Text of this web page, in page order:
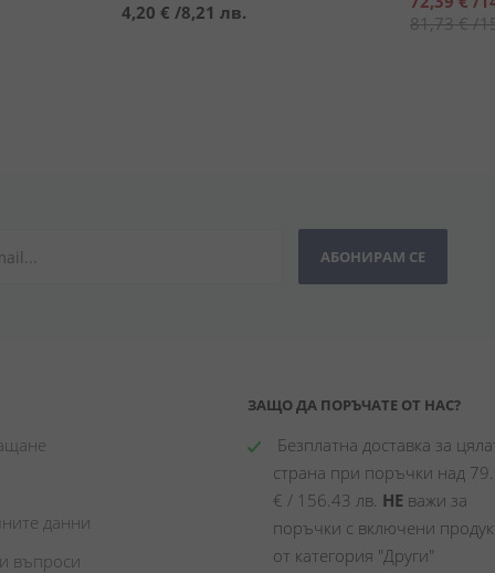
4,20 € /8,21 лв.
цена
81,73 €/
АБОНИРАМ СЕ
данни
въпроси
ЗАЩО ДА ПОРЪЧАТЕ ОТ НАС?
Безплатна доставка за
страна при поръчки над
€ / 156.43 лв. НЕ важи за
поръчки с включени
от категория "Други"